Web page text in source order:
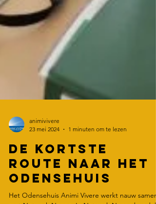
23 mei 2024
1 minuten om te lezen
De kortste
route naar het
Odensehuis